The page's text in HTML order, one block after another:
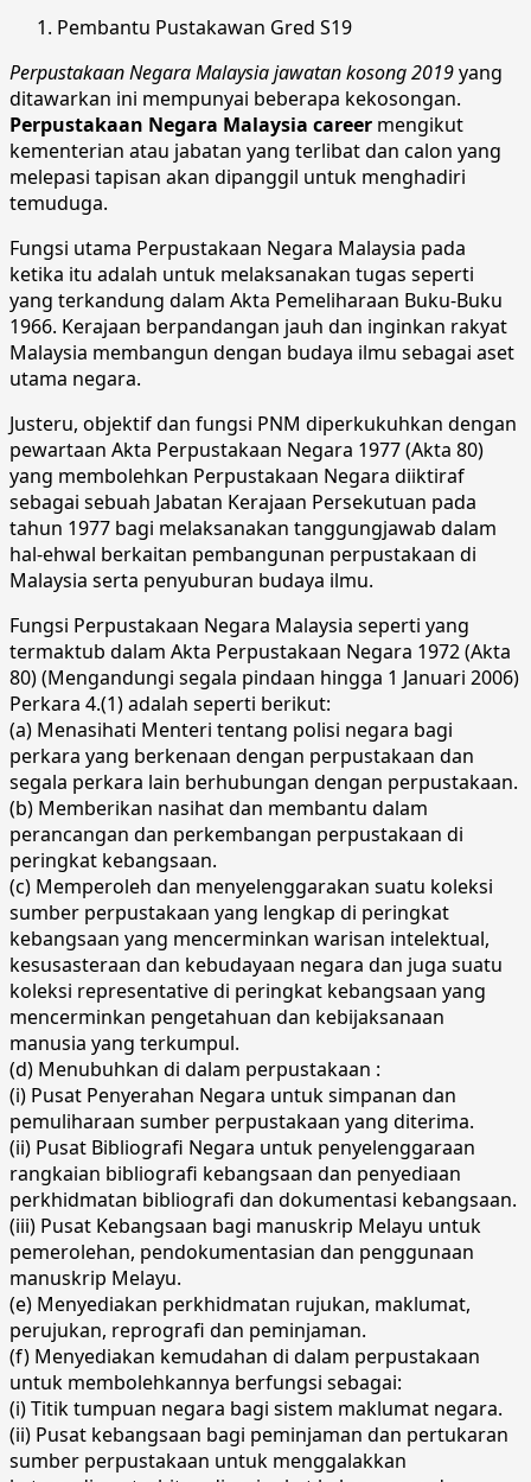
Pembantu Pustakawan Gred S19
Perpustakaan Negara Malaysia jawatan kosong 2019yang
ditawarkan ini mempunyai beberapa kekosongan.
Perpustakaan Negara Malaysia career mengikut
kementerian atau jabatan yang terlibat dan calon yang
melepasi tapisan akan dipanggil untuk menghadiri
temuduga.
Fungsi utama Perpustakaan Negara Malaysia pada
ketika itu adalah untuk melaksanakan tugas seperti
yang terkandung dalam Akta Pemeliharaan Buku-Buku
1966. Kerajaan berpandangan jauh dan inginkan rakyat
Malaysia membangun dengan budaya ilmu sebagai aset
utama negara.
Justeru, objektif dan fungsi PNM diperkukuhkan dengan
pewartaan Akta Perpustakaan Negara 1977 (Akta 80)
yang membolehkan Perpustakaan Negara diiktiraf
sebagai sebuah Jabatan Kerajaan Persekutuan pada
tahun 1977 bagi melaksanakan tanggungjawab dalam
hal-ehwal berkaitan pembangunan perpustakaan di
Malaysia serta penyuburan budaya ilmu.
Fungsi Perpustakaan Negara Malaysia seperti yang
termaktub dalam Akta Perpustakaan Negara 1972 (Akta
80) (Mengandungi segala pindaan hingga 1 Januari 2006)
Perkara 4.(1) adalah seperti berikut:
(a) Menasihati Menteri tentang polisi negara bagi
perkara yang berkenaan dengan perpustakaan dan
segala perkara lain berhubungan dengan perpustakaan.
(b) Memberikan nasihat dan membantu dalam
perancangan dan perkembangan perpustakaan di
peringkat kebangsaan.
(c) Memperoleh dan menyelenggarakan suatu koleksi
sumber perpustakaan yang lengkap di peringkat
kebangsaan yang mencerminkan warisan intelektual,
kesusasteraan dan kebudayaan negara dan juga suatu
koleksi representative di peringkat kebangsaan yang
mencerminkan pengetahuan dan kebijaksanaan
manusia yang terkumpul.
(d) Menubuhkan di dalam perpustakaan :
(i) Pusat Penyerahan Negara untuk simpanan dan
pemuliharaan sumber perpustakaan yang diterima.
(ii) Pusat Bibliografi Negara untuk penyelenggaraan
rangkaian bibliografi kebangsaan dan penyediaan
perkhidmatan bibliografi dan dokumentasi kebangsaan.
(iii) Pusat Kebangsaan bagi manuskrip Melayu untuk
pemerolehan, pendokumentasian dan penggunaan
manuskrip Melayu.
(e) Menyediakan perkhidmatan rujukan, maklumat,
perujukan, reprografi dan peminjaman.
(f) Menyediakan kemudahan di dalam perpustakaan
untuk membolehkannya berfungsi sebagai:
(i) Titik tumpuan negara bagi sistem maklumat negara.
(ii) Pusat kebangsaan bagi peminjaman dan pertukaran
sumber perpustakaan untuk menggalakkan